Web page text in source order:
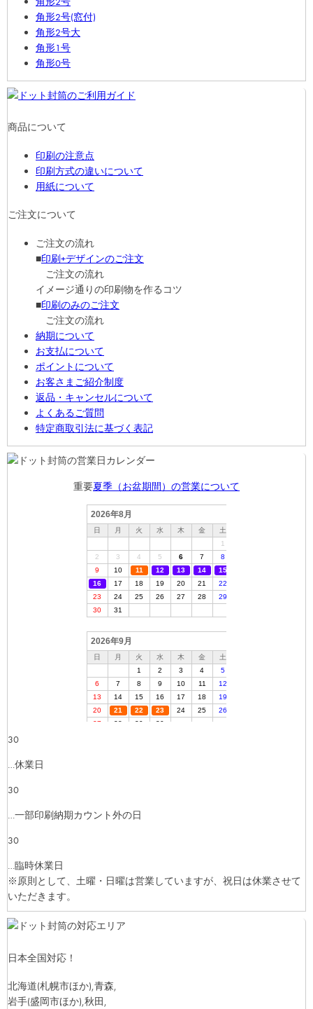
角形2号(窓付)
角形2号大
角形1号
角形0号
商品について
印刷の注意点
印刷方式の違いについて
用紙について
ご注文について
ご注文の流れ
■印刷+デザインのご注文
ご注文の流れ
イメージ通りの印刷物を作るコツ
■印刷のみのご注文
ご注文の流れ
納期について
お支払について
ポイントについて
お客さまご紹介制度
返品・キャンセルについて
よくあるご質問
特定商取引法に基づく表記
重要夏季（お盆期間）の営業について
30
…休業日
30
…一部印刷納期カウント外の日
30
…臨時休業日
※原則として、土曜・日曜は営業していますが、祝日は休業させて
いただきます。
日本全国対応！
北海道(札幌市ほか),青森,
岩手(盛岡市ほか),秋田,